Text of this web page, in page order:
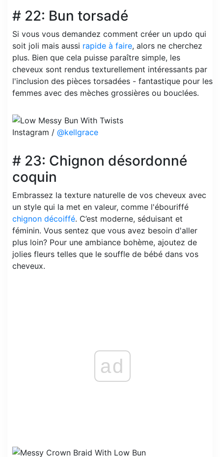
# 22: Bun torsadé
Si vous vous demandez comment créer un updo qui
soit joli mais aussi rapide à faire, alors ne cherchez
plus. Bien que cela puisse paraître simple, les
cheveux sont rendus texturellement intéressants par
l'inclusion des pièces torsadées - fantastique pour les
femmes avec des mèches grossières ou bouclées.
Instagram / @kellgrace
# 23: Chignon désordonné
coquin
Embrassez la texture naturelle de vos cheveux avec
un style qui la met en valeur, comme l'ébouriffé
chignon décoiffé. C’est moderne, séduisant et
féminin. Vous sentez que vous avez besoin d'aller
plus loin? Pour une ambiance bohème, ajoutez de
jolies fleurs telles que le souffle de bébé dans vos
cheveux.
ad